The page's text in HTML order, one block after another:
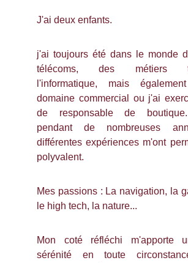
J'ai deux enfants.
j'ai toujours été dans le monde
télécoms, des métiers
l'informatique, mais
domaine commercial ou j'ai
de responsable de
pendant de nombreuses
différentes expériences m'ont
polyvalent.
Mes passions : La navigation, la
le high tech, la nature...
Mon coté réfléchi m'apporte
sérénité en toute